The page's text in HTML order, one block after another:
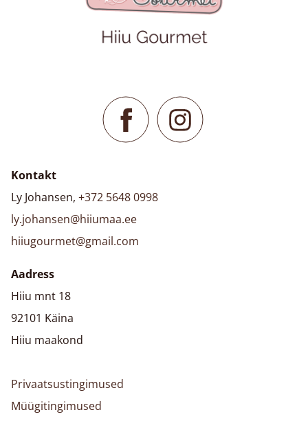
Kontakt
Ly Johansen, +372 5648 0998
ly.johansen@hiiumaa.ee
hiiugourmet@gmail.com
Aadress
Hiiu mnt 18
92101 Käina
Hiiu maakond
Privaatsustingimused
Müügitingimused